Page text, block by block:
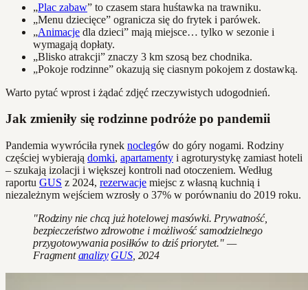
„Plac zabaw” to czasem stara huśtawka na trawniku.
„Menu dziecięce” ogranicza się do frytek i parówek.
„Animacje dla dzieci” mają miejsce… tylko w sezonie i
wymagają dopłaty.
„Blisko atrakcji” znaczy 3 km szosą bez chodnika.
„Pokoje rodzinne” okazują się ciasnym pokojem z dostawką.
Warto pytać wprost i żądać zdjęć rzeczywistych udogodnień.
Jak zmieniły się rodzinne podróże po pandemii
Pandemia wywróciła rynek noclegów do góry nogami. Rodziny
częściej wybierają domki, apartamenty i agroturystykę zamiast hoteli
– szukają izolacji i większej kontroli nad otoczeniem. Według
raportu GUS z 2024, rezerwacje miejsc z własną kuchnią i
niezależnym wejściem wzrosły o 37% w porównaniu do 2019 roku.
"Rodziny nie chcą już hotelowej masówki. Prywatność,
bezpieczeństwo zdrowotne i możliwość samodzielnego
przygotowywania posiłków to dziś priorytet." —
Fragmentanalizy GUS, 2024